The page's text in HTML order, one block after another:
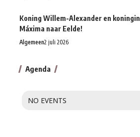
Koning Willem-Alexander en koningin
Máxima naar Eelde!
Algemeen2 juli 2026
Agenda
NO EVENTS